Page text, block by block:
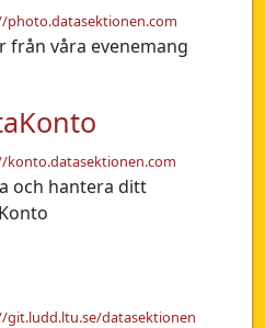
photo.datasektionen.com
från våra evenemang
konto.datasektionen.com
och hantera ditt
git.ludd.ltu.se/datasektionen